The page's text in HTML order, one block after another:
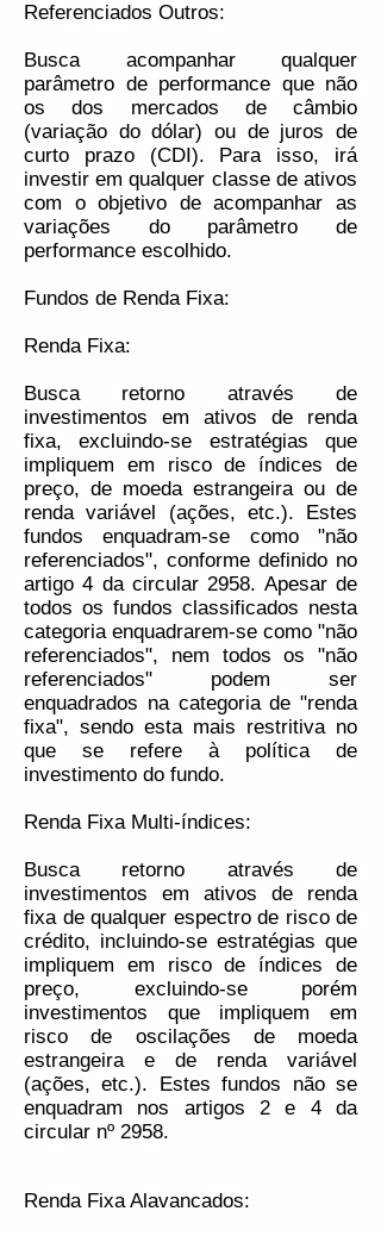
Referenciados Outros:
Busca acompanhar qualquer
parâmetro de performance que não
os dos mercados de câmbio
(variação do dólar) ou de juros de
curto prazo (CDI). Para isso, irá
investir em qualquer classe de ativos
com o objetivo de acompanhar as
variações do parâmetro de
performance escolhido.
Fundos de Renda Fixa:
Renda Fixa:
Busca retorno através de
investimentos em ativos de renda
fixa, excluindo-se estratégias que
impliquem em risco de índices de
preço, de moeda estrangeira ou de
renda variável (ações, etc.). Estes
fundos enquadram-se como "não
referenciados", conforme definido no
artigo 4 da circular 2958. Apesar de
todos os fundos classificados nesta
categoria enquadrarem-se como "não
referenciados", nem todos os "não
referenciados" podem ser
enquadrados na categoria de "renda
fixa", sendo esta mais restritiva no
que se refere à política de
investimento do fundo.
Renda Fixa Multi-índices:
Busca retorno através de
investimentos em ativos de renda
fixa de qualquer espectro de risco de
crédito, incluindo-se estratégias que
impliquem em risco de índices de
preço, excluindo-se porém
investimentos que impliquem em
risco de oscilações de moeda
estrangeira e de renda variável
(ações, etc.). Estes fundos não se
enquadram nos artigos 2 e 4 da
circular nº 2958.
Renda Fixa Alavancados: